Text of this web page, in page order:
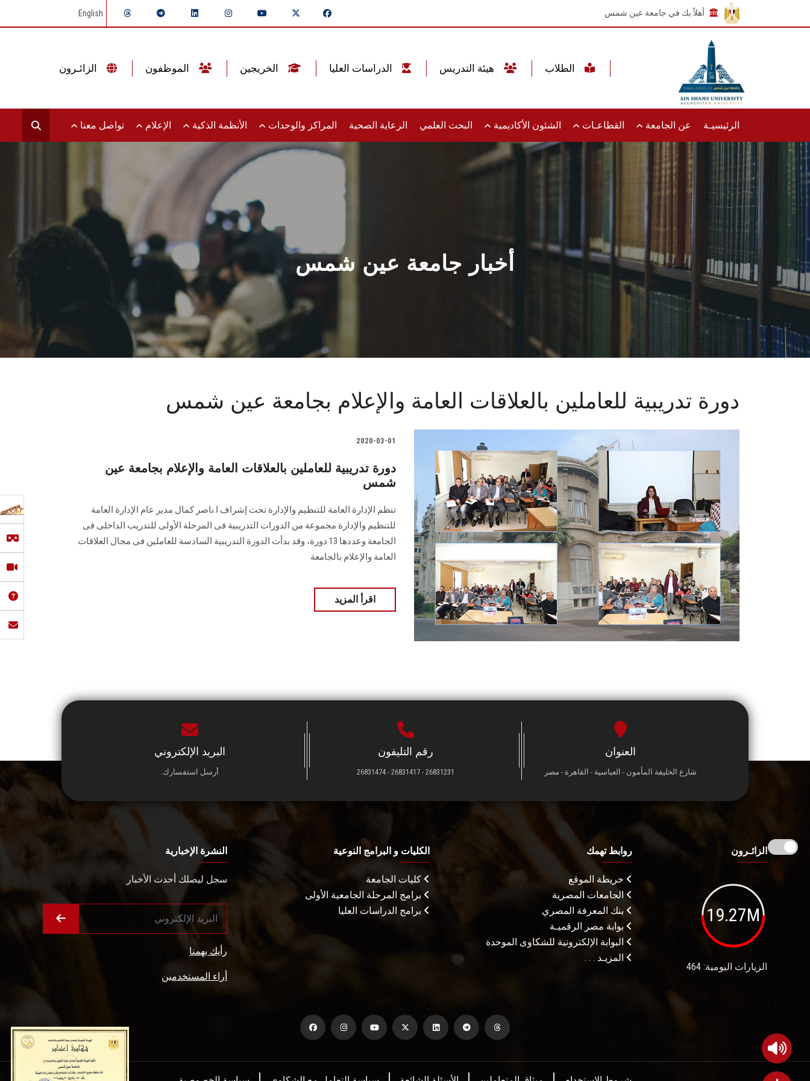
أهلاً بك في جامعة عين شمس English
الرئيسيـة عن الجامعة القطاعـات الشئون الأكاديمية البحث العلمي الرعاية الصحية المراكز والوحدات الأنظمة الذكية الإعلام تواصل معنا
أخبار جامعة عين شمس
دورة تدريبية للعاملين بالعلاقات العامة والإعلام بجامعة عين شمس
2020-03-01
دورة تدريبية للعاملين بالعلاقات العامة والإعلام بجامعة عين
شمس
تنظم الإدارة العامة للتنظيم والإدارة تحت إشراف ا.ناصر كمال مدير عام الإدارة العامة
للتنظيم والإدارة مجموعة من الدورات التدريبية فى المرحلة الأولى للتدريب الداخلى فى
الجامعة وعددها 13 دورة، وقد بدأت الدورة التدريبية السادسة للعاملين فى مجال العلاقات
العامة والإعلام بالجامعة
اقرأ المزيد
العنوان
شارع الخليفة المأمون - العباسية - القاهرة - مصر
رقم التليفون
26831231 - 26831417 - 26831474
البريد الإلكتروني
أرسل استفسارك.
الزائـرون
19.27M
الزيارات اليومية: 464
روابط تهمك
خريطة الموقع
الجامعات المصرية
بنك المعرفة المصري
بوابة مصر الرقميـة
البوابة الإلكترونية للشكاوى الموحدة
المزيـد . . .
الكليات و البرامج النوعية
كليات الجامعة
برامج المرحلة الجامعية الأولى
برامج الدراسات العليا
النشرة الإخبارية
سجل ليصلك أحدث الأخبار
رأيك يهمنا
أراء المستخدمين